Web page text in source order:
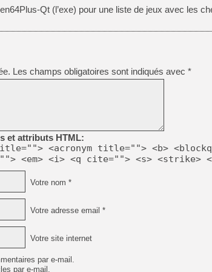
Qt (l’exe) pour une liste de jeux avec les
Les champs obligatoires sont indiqués avec *
et attributs HTML:
<acronym title=""> <b>
<em> <i> <q cite=""> <s> <strike>
Votre nom *
Votre adresse email *
Votre site internet
par e-mail.
par e-mail.